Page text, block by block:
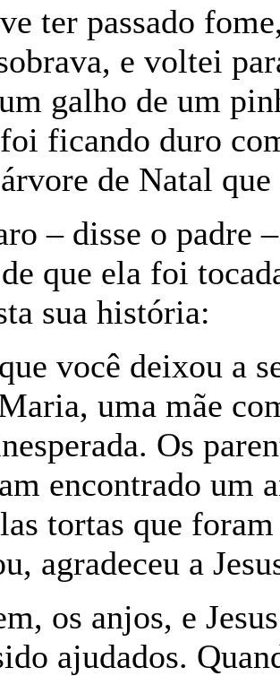
ter passado
e voltei
galho de um
ficando duro
de Natal
– disse o padre
que ela foi
sua história:
você deixou a
uma mãe
Os
encontrado um
tortas que
agradeceu a
os anjos, e
ajudados.